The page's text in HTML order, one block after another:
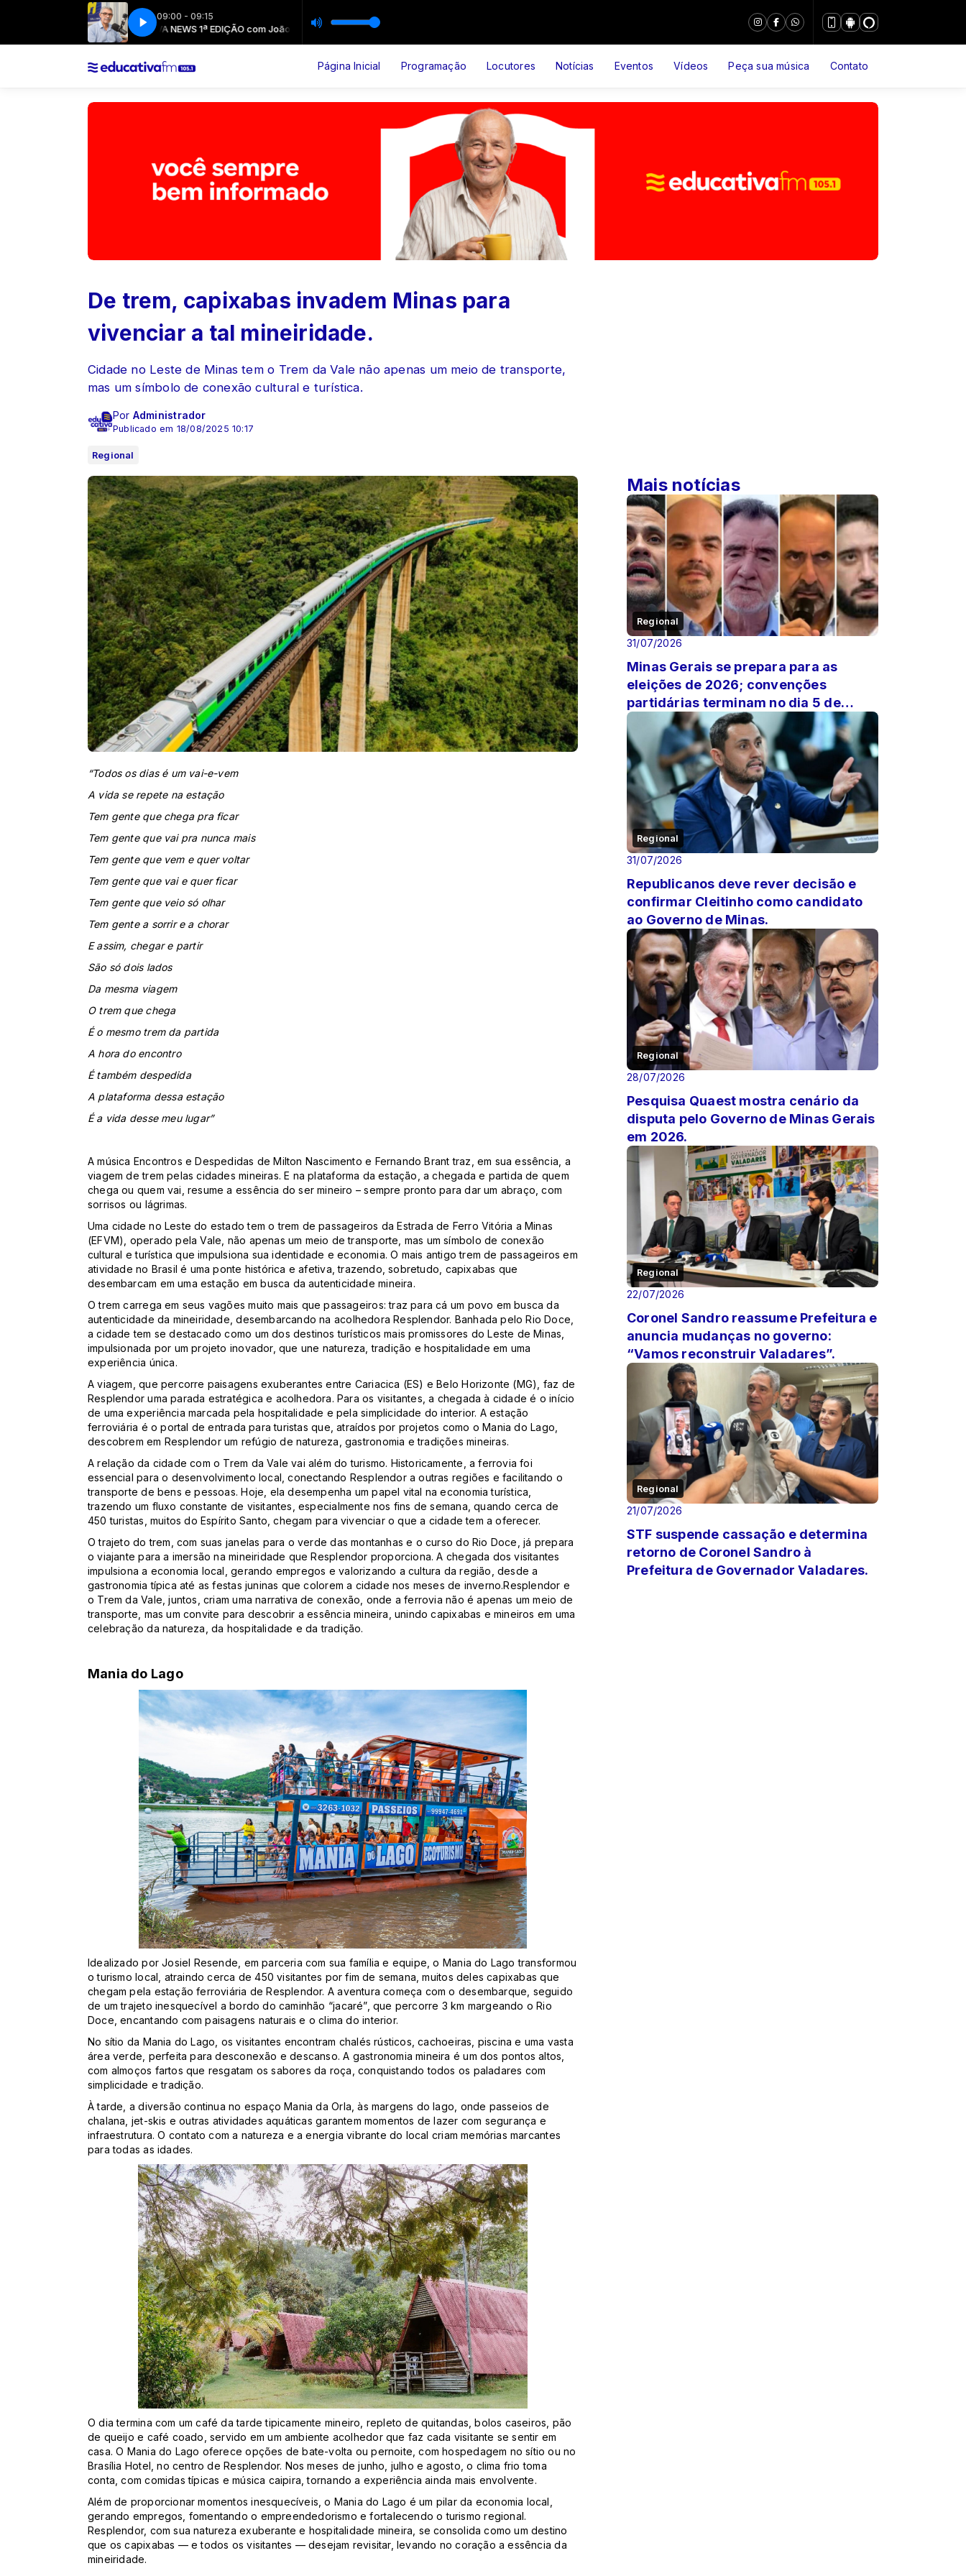
09:00 - 09:15
EDUCATIVA NEWS 1ª EDIÇÃO com João LandimEDUCATIVA NEWS 1ª EDIÇÃO com João Landim
Página Inicial Programação Locutores Notícias Eventos Vídeos Peça sua música Contato
De trem, capixabas invadem Minas para
vivenciar a tal mineiridade.
Cidade no Leste de Minas tem o Trem da Vale não apenas um meio de transporte,
mas um símbolo de conexão cultural e turística.
Por Administrador
Publicado em 18/08/2025 10:17
Regional
“Todos os dias é um vai-e-vem
A vida se repete na estação
Tem gente que chega pra ficar
Tem gente que vai pra nunca mais
Tem gente que vem e quer voltar
Tem gente que vai e quer ficar
Tem gente que veio só olhar
Tem gente a sorrir e a chorar
E assim, chegar e partir
São só dois lados
Da mesma viagem
O trem que chega
É o mesmo trem da partida
A hora do encontro
É também despedida
A plataforma dessa estação
É a vida desse meu lugar”
A música Encontros e Despedidas de Milton Nascimento e Fernando Brant traz, em sua essência, a
viagem de trem pelas cidades mineiras. E na plataforma da estação, a chegada e partida de quem
chega ou quem vai, resume a essência do ser mineiro – sempre pronto para dar um abraço, com
sorrisos ou lágrimas.
Uma cidade no Leste do estado tem o trem de passageiros da Estrada de Ferro Vitória a Minas
(EFVM), operado pela Vale, não apenas um meio de transporte, mas um símbolo de conexão
cultural e turística que impulsiona sua identidade e economia. O mais antigo trem de passageiros em
atividade no Brasil é uma ponte histórica e afetiva, trazendo, sobretudo, capixabas que
desembarcam em uma estação em busca da autenticidade mineira.
O trem carrega em seus vagões muito mais que passageiros: traz para cá um povo em busca da
autenticidade da mineiridade, desembarcando na acolhedora Resplendor. Banhada pelo Rio Doce,
a cidade tem se destacado como um dos destinos turísticos mais promissores do Leste de Minas,
impulsionada por um projeto inovador, que une natureza, tradição e hospitalidade em uma
experiência única.
A viagem, que percorre paisagens exuberantes entre Cariacica (ES) e Belo Horizonte (MG), faz de
Resplendor uma parada estratégica e acolhedora. Para os visitantes, a chegada à cidade é o início
de uma experiência marcada pela hospitalidade e pela simplicidade do interior. A estação
ferroviária é o portal de entrada para turistas que, atraídos por projetos como o Mania do Lago,
descobrem em Resplendor um refúgio de natureza, gastronomia e tradições mineiras.
A relação da cidade com o Trem da Vale vai além do turismo. Historicamente, a ferrovia foi
essencial para o desenvolvimento local, conectando Resplendor a outras regiões e facilitando o
transporte de bens e pessoas. Hoje, ela desempenha um papel vital na economia turística,
trazendo um fluxo constante de visitantes, especialmente nos fins de semana, quando cerca de
450 turistas, muitos do Espírito Santo, chegam para vivenciar o que a cidade tem a oferecer.
O trajeto do trem, com suas janelas para o verde das montanhas e o curso do Rio Doce, já prepara
o viajante para a imersão na mineiridade que Resplendor proporciona. A chegada dos visitantes
impulsiona a economia local, gerando empregos e valorizando a cultura da região, desde a
gastronomia típica até as festas juninas que colorem a cidade nos meses de inverno.Resplendor e
o Trem da Vale, juntos, criam uma narrativa de conexão, onde a ferrovia não é apenas um meio de
transporte, mas um convite para descobrir a essência mineira, unindo capixabas e mineiros em uma
celebração da natureza, da hospitalidade e da tradição.
Mania do Lago
Idealizado por Josiel Resende, em parceria com sua família e equipe, o Mania do Lago transformou
o turismo local, atraindo cerca de 450 visitantes por fim de semana, muitos deles capixabas que
chegam pela estação ferroviária de Resplendor. A aventura começa com o desembarque, seguido
de um trajeto inesquecível a bordo do caminhão “jacaré”, que percorre 3 km margeando o Rio
Doce, encantando com paisagens naturais e o clima do interior.
No sítio da Mania do Lago, os visitantes encontram chalés rústicos, cachoeiras, piscina e uma vasta
área verde, perfeita para desconexão e descanso. A gastronomia mineira é um dos pontos altos,
com almoços fartos que resgatam os sabores da roça, conquistando todos os paladares com
simplicidade e tradição.
À tarde, a diversão continua no espaço Mania da Orla, às margens do lago, onde passeios de
chalana, jet-skis e outras atividades aquáticas garantem momentos de lazer com segurança e
infraestrutura. O contato com a natureza e a energia vibrante do local criam memórias marcantes
para todas as idades.
O dia termina com um café da tarde tipicamente mineiro, repleto de quitandas, bolos caseiros, pão
de queijo e café coado, servido em um ambiente acolhedor que faz cada visitante se sentir em
casa. O Mania do Lago oferece opções de bate-volta ou pernoite, com hospedagem no sítio ou no
Brasília Hotel, no centro de Resplendor. Nos meses de junho, julho e agosto, o clima frio toma
conta, com comidas típicas e música caipira, tornando a experiência ainda mais envolvente.
Além de proporcionar momentos inesquecíveis, o Mania do Lago é um pilar da economia local,
gerando empregos, fomentando o empreendedorismo e fortalecendo o turismo regional.
Resplendor, com sua natureza exuberante e hospitalidade mineira, se consolida como um destino
que os capixabas — e todos os visitantes — desejam revisitar, levando no coração a essência da
mineiridade.
Mais notícias
Regional
31/07/2026
Minas Gerais se prepara para as
eleições de 2026; convenções
partidárias terminam no dia 5 de
agosto.
Regional
31/07/2026
Republicanos deve rever decisão e
confirmar Cleitinho como candidato
ao Governo de Minas.
Regional
28/07/2026
Pesquisa Quaest mostra cenário da
disputa pelo Governo de Minas Gerais
em 2026.
Regional
22/07/2026
Coronel Sandro reassume Prefeitura e
anuncia mudanças no governo:
“Vamos reconstruir Valadares”.
Regional
21/07/2026
STF suspende cassação e determina
retorno de Coronel Sandro à
Prefeitura de Governador Valadares.